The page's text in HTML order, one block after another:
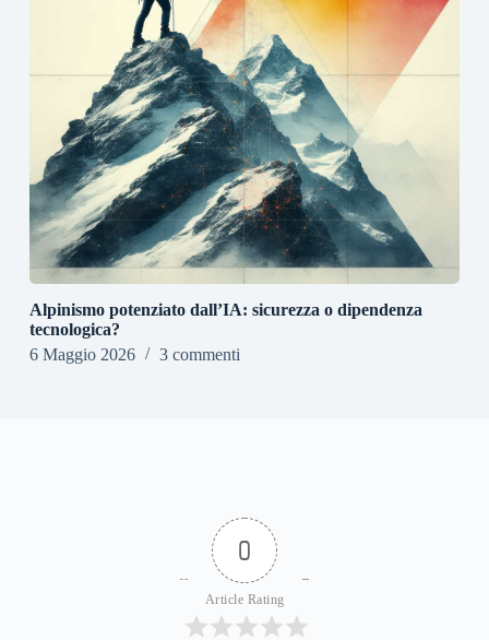
Alpinismo potenziato dall’IA: sicurezza o dipendenza
tecnologica?
6 Maggio 2026
3 commenti
0
Article Rating